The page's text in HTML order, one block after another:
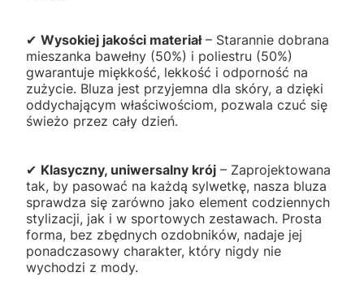
✔ Wysokiej jakości materiał– Starannie dobrana
mieszanka bawełny (50%) i poliestru (50%)
gwarantuje miękkość, lekkość i odporność na
zużycie. Bluza jest przyjemna dla skóry, a dzięki
oddychającym właściwościom, pozwala czuć się
świeżo przez cały dzień.
✔ Klasyczny, uniwersalny krój – Zaprojektowana
tak, by pasować na każdą sylwetkę, nasza bluza
sprawdza się zarówno jako element codziennych
stylizacji, jak i w sportowych zestawach. Prosta
forma, bez zbędnych ozdobników, nadaje jej
ponadczasowy charakter, który nigdy nie
wychodzi z mody.